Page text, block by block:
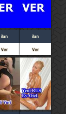
ilan
Ver
ilan
Ver